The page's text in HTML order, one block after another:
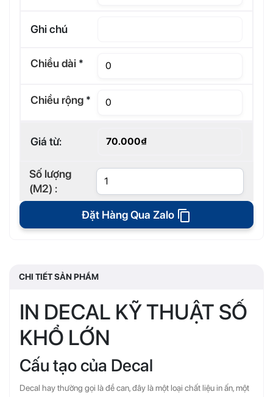
Ghi chú
Chiều dài *
Chiều rộng *
Giá từ: 70.000₫
Số lượng
(M2) :
Đặt Hàng Qua Zalo
CHI TIẾT SẢN PHẨM
IN DECAL KỸ THUẬT SỐ
KHỔ LỚN
Cấu tạo của Decal
Decal hay thường gọi là đề can, đây là một loại chất liệu in ấn, một